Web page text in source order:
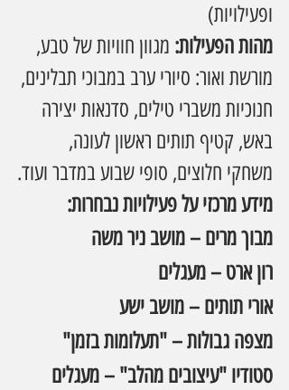
ופעילויות)
מהות הפעילות: מגוון חוויות של טבע,
מורשת ואור: סיורי ערב במבוכי תבלינים,
חנוכיות משברי טילים, סדנאות יצירה
באש, קטיף תותים ראשון לעונה,
משחקי חלוצים, סופי שבוע במדבר ועוד.
מידע מרכזי על פעילויות נבחרות:
מבוך מרים – מושב ניר משה
רון ארט – מעגלים
אורי תותים – מושב ישע
מצפה גבולות – "תעלומות בזמן"
סטודיו "עיצובים מהלב" – מעגלים